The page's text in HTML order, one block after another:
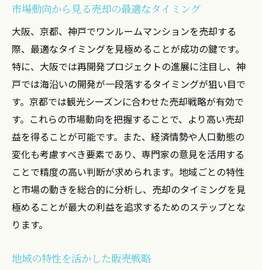
売却の時期を見極めるための指標
市場分析ツールの使い方と実例
各都市での売却適期の見つけ方
長期的な経済予測と売却戦略
大阪から京都へワンルームマンションを賢く買
い替える方法
買い替え時の資金計画と注意点
両都市の不動産価格を比較する方法
買い替えに成功した事例から学ぶ
不動産業者選びの重要性とその基準
買い替えをスムーズに進めるためのステッ
税制優遇措置を最大限に活用する方法
市場動向から見る売却の最適なタイミング
大阪、京都、神戸でワンルームマンションを売却する
際、最適なタイミングを見極めることが成功の鍵です。
特に、大阪では再開発プロジェクトの進展に注目し、神
戸では海沿いの開発が一段落するタイミングが狙い目で
す。京都では観光シーズンに合わせた売却戦略が有効で
す。これらの市場動向を把握することで、より高い売却
益を得ることが可能です。また、経済情勢や人口動態の
変化も考慮すべき要素であり、専門家の意見を活用する
ことで精度の高い判断が求められます。地域ごとの特性
と市場の動きを総合的に分析し、売却のタイミングを見
極めることが最大の利益を追求するためのステップとな
ります。
地域の特性を活かした販売戦略